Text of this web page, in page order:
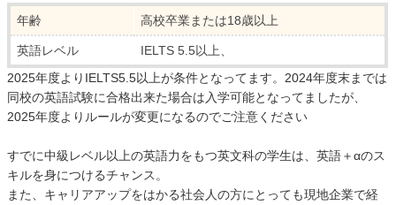
年齢
高校卒業または18歳以上
英語レベル
IELTS 5.5以上、
2025年度よりIELTS5.5以上が条件となってます。2024年度末までは
同校の英語試験に合格出来た場合は入学可能となってましたが、
2025年度よりルールが変更になるのでご注意ください
すでに中級レベル以上の英語力をもつ英文科の学生は、英語＋αのス
キルを身につけるチャンス。
また、キャリアアップをはかる社会人の方にとっても現地企業で経